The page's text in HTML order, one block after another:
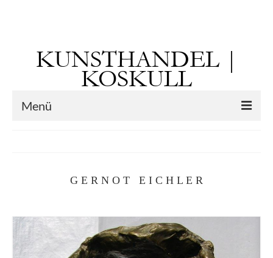
KUNSTHANDEL |
KOSKULL
Menü
– 02.06.1851 ebd.)
Max Gaisser
G E R N O T E I C H L E R